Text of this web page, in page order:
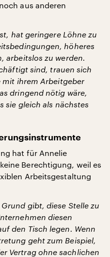
aus anderen
hat geringere Löhne zu
höheres
arbeitslos zu werden.
sind, trauen sich
ihrem Arbeitgeber
dringend nötig wäre,
sie gleich als nächstes
hat für Annelie
Berechtigung, weil es
Arbeitsgestaltung
gibt, diese Stelle zu
diesen
den Tisch legen. Wenn
geht zum Beispiel,
Vertrag ohne sachlichen